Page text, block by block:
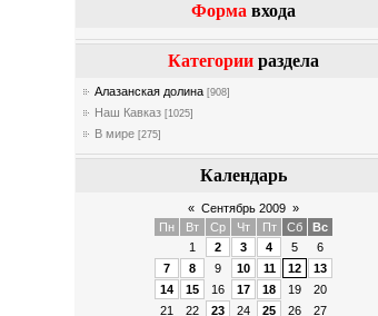
Форма входа
Категории раздела
Алазанская долина [908]
Наш Кавказ [1025]
В мире [275]
Календарь
« Сентябрь 2009 »
Пн
Вт Ср Чт Пт Сб
Вс
1
2 3 4 5
6
7
8 9 10 11 12
13
14
15 16 17 18 19
20
21
22 23 24 25 26
27